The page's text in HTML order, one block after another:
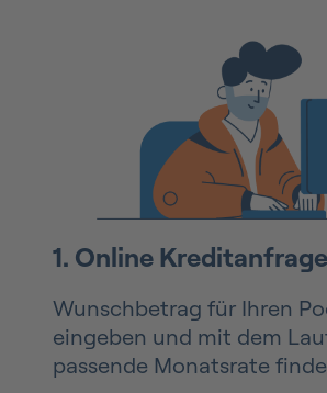
1. Online
Wunschbetrag für Ihren
eingeben und mit dem
passende Monatsrate